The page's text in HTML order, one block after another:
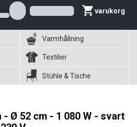
varukorg
Varmhållning
Textilier
Stühle & Tische
Ø 52 cm - 1 080 W - svart